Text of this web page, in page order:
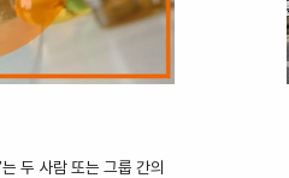
두 사람 또는 그룹 간의